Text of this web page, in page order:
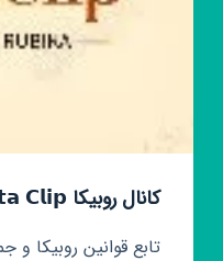
کانال روبیکا 𝗜𝗻𝘀𝘁𝗮 𝗖𝗹𝗶𝗽